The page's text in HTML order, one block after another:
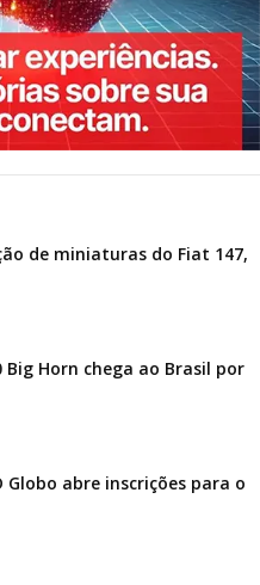
de miniaturas do Fiat 147,
Big Horn chega ao Brasil por
Globo abre inscrições para o